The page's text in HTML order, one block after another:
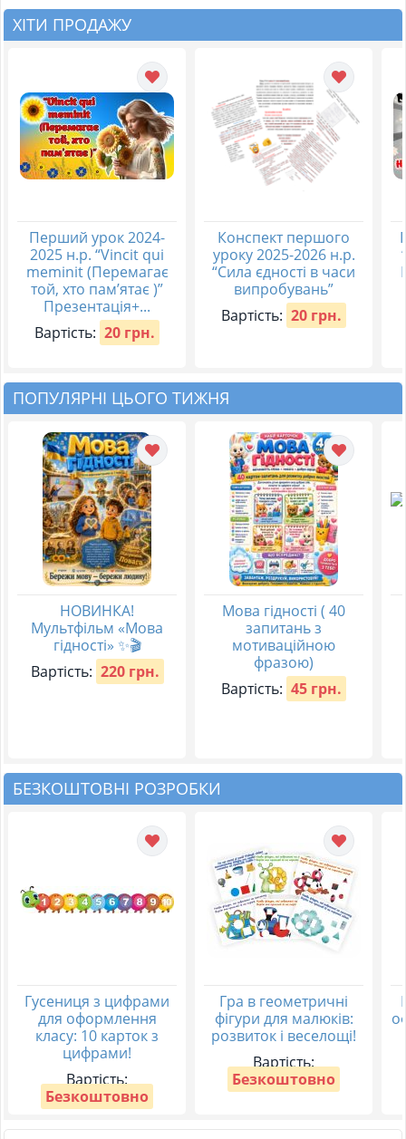
ХІТИ ПРОДАЖУ
Перший урок 2024-
2025 н.р. “Vincit qui
meminit (Перемагає
той, хто пам’ятає )”
Презентація+...
Вартість: 20 грн.
Конспект першого
уроку 2025-2026 н.р.
“Сила єдності в часи
випробувань”
Вартість: 20 грн.
ПОПУЛЯРНІ ЦЬОГО ТИЖНЯ
НОВИНКА!
Мультфільм «Мова
гідності» ✨🎬
Вартість: 220 грн.
Мова гідності ( 40
запитань з
мотиваційною
фразою)
Вартість: 45 грн.
БЕЗКОШТОВНІ РОЗРОБКИ
Гусениця з цифрами
для оформлення
класу: 10 карток з
цифрами!
Вартість:
Безкоштовно
Гра в геометричні
фігури для малюків:
розвиток і веселощі!
Вартість:
Безкоштовно